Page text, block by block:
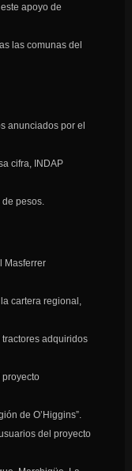
apoyo de
las comunas del
anunciados por el
cifra, INDAP
pesos.
Masferrer
cartera regional,
adquiridos
proyecto
de O’Higgins”.
del proyecto